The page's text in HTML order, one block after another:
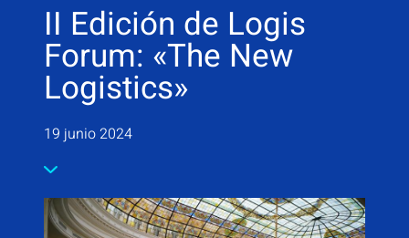
II Edición de Logis
Forum: «The New
Logistics»
19 junio 2024